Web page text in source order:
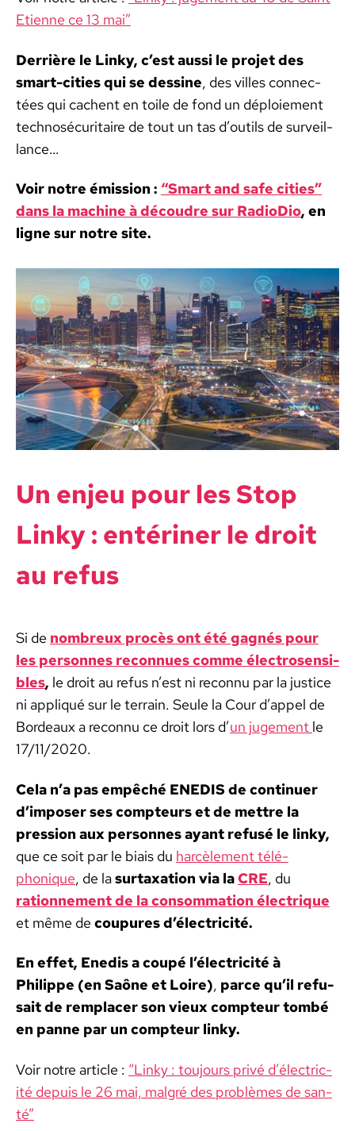
Eti­enne ce 13 mai”
Der­rière le Linky, c’est aus­si le pro­jet des
smart-cities qui se des­sine, des villes con­nec­
tées qui cachent en toile de fond un déploiement
tech­nosécu­ri­taire de tout un tas d’outils de sur­veil­
lance…
Voir notre émis­sion : “Smart and safe cities”
dans la machine à découdre sur Radio­Dio, en
ligne sur notre site.
Un enjeu pour les Stop
Linky : entériner le droit
au refus
Si de nom­breux procès ont été gag­nés pour
les per­son­nes recon­nues comme élec­trosen­si­
bles, le droit au refus n’est ni recon­nu par la jus­tice
ni appliqué sur le ter­rain. Seule la Cour d’ap­pel de
Bor­deaux a recon­nu ce droit lors d’un juge­ment le
17/11/2020.
Cela n’a pas empêché ENEDIS de con­tin­uer
d’im­pos­er ses comp­teurs et de met­tre la
pres­sion aux per­son­nes ayant refusé le linky,
que ce soit par le biais du har­cèle­ment télé­
phonique, de lasur­tax­a­tion via laCRE, du
rationnement de la con­som­ma­tion élec­trique
et même decoupures d’élec­tric­ité.
En effet, Enedis a coupé l’élec­tric­ité à
Philippe (en Saône et Loire), parce qu’il refu­
sait de rem­plac­er son vieux comp­teur tombé
en panne par un comp­teur linky.
Voir notre arti­cle : “Linky : tou­jours privé d’élec­tric­
ité depuis le 26 mai, mal­gré des prob­lèmes de san­
té”